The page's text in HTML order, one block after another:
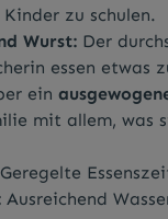
zu schulen.
Wurst: Der
essen etwas
ein
mit allem, was
Geregelte
Ausreichend